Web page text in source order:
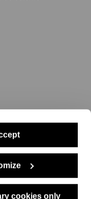
cookies only
Presse